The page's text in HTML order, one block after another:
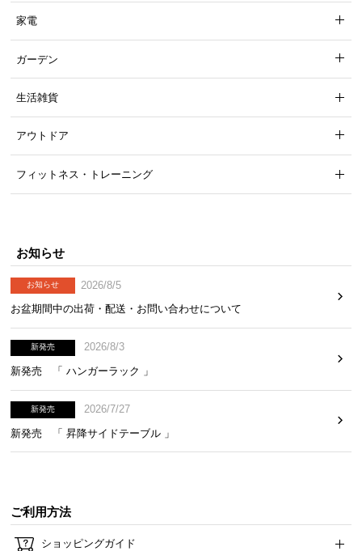
家電
ガーデン
生活雑貨
アウトドア
フィットネス・トレーニング
お知らせ
お知らせ
2026/8/5
お盆期間中の出荷・配送・お問い合わせについて
新発売
2026/8/3
新発売 「 ハンガーラック 」
新発売
2026/7/27
新発売 「 昇降サイドテーブル 」
ご利用方法
ショッピングガイド